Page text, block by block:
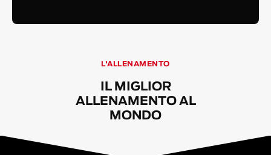
L'ALLENAMENTO
IL MIGLIOR
ALLENAMENTO AL
MONDO